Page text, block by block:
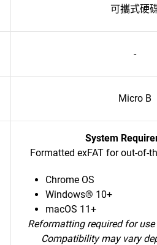
可攜式硬
-
Micro B
System
Formatted exFAT for out-of-
Chrome OS
Windows® 10+
macOS 11+
Reformatting required for
Compatibility may vary